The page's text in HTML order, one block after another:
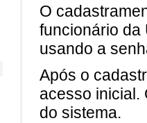
O
funcionário da
usando a
Após o
acesso inicial.
do sistema.